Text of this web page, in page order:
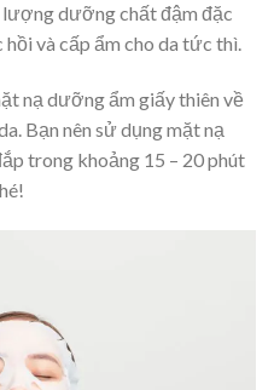
dưỡng chất đậm đặc
hồi và cấp ẩm cho da tức thì.
nạ dưỡng ẩm giấy thiên về
Bạn nên sử dụng mặt nạ
trong khoảng 15 – 20 phút